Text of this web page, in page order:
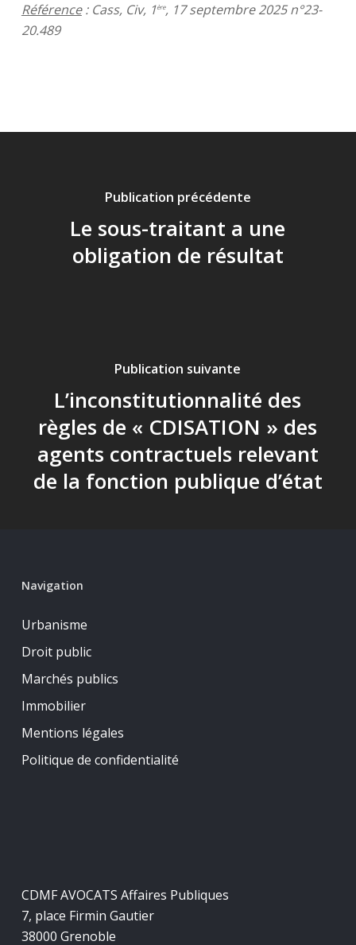
Référence: Cass, Civ, 1ère, 17 septembre 2025 n°23-
20.489
Publication précédente
Le sous-traitant a une
obligation de résultat
Publication suivante
L’inconstitutionnalité des
règles de « CDISATION » des
agents contractuels relevant
de la fonction publique d’état
Navigation
Urbanisme
Droit public
Marchés publics
Immobilier
Mentions légales
Politique de confidentialité
CDMF AVOCATS Affaires Publiques
7, place Firmin Gautier
38000 Grenoble